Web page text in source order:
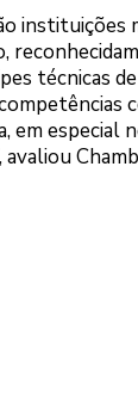
instituições
técnicas
em especial